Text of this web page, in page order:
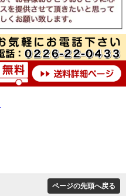
ページの先頭へ戻る